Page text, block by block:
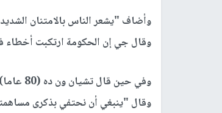
وأضاف "يشعر الناس بالامتنان
وقال جي إن الحكومة ارتكبت أخطاء
وفي حين قال تشيان ون ده (80 عاما) إنه لا يعرف من أين جاء الفيروس، إلا أنه يعتبر لي بطلا.
وقال "ينبغي أن نحتفي بذكرى